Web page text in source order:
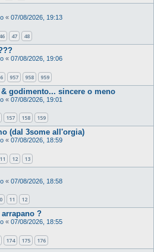
« 07/08/2026, 19:13
46 47 48
« 07/08/2026, 19:06
957 958 959
godimento... sincere o meno
« 07/08/2026, 19:01
157 158 159
(dal 3some all'orgia)
« 07/08/2026, 18:59
11 12 13
« 07/08/2026, 18:58
11 12
?
« 07/08/2026, 18:55
174 175 176